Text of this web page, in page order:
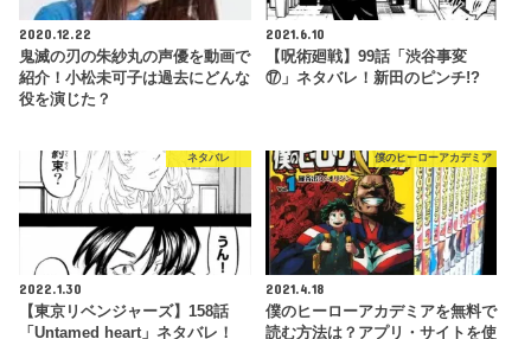
2020.12.22
鬼滅の刃の朱紗丸の声優を動画で
紹介！小松未可子は過去にどんな
役を演じた？
2021.6.10
【呪術廻戦】99話「渋谷事変
⑰」ネタバレ！新田のピンチ!?
ネタバレ
2022.1.30
【東京リベンジャーズ】158話
「Untamed heart」ネタバレ！
僕のヒーローアカデミア
2021.4.18
僕のヒーローアカデミアを無料で
読む方法は？アプリ・サイトを使